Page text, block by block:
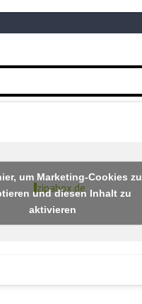
zipabox.de
um Marketing-Cookies zu
und diesen Inhalt zu
aktivieren